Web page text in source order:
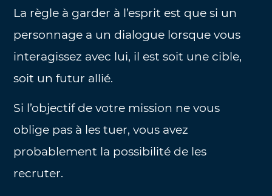
La règle à garder à l’esprit est que si un
personnage a un dialogue lorsque vous
interagissez avec lui, il est soit une cible,
soit un futur allié.
Si l’objectif de votre mission ne vous
oblige pas à les tuer, vous avez
probablement la possibilité de les
recruter.